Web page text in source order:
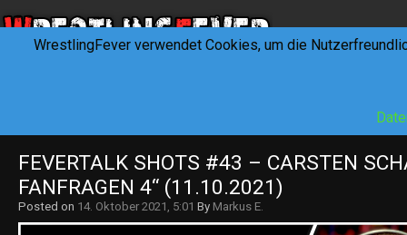
FEVERTALK SHOTS #43 – CARSTEN
FANFRAGEN 4“ (11.10.2021)
Posted on 14. Oktober 2021, 5:01 By Markus E.
WrestlingFever verwendet Cookies, um die